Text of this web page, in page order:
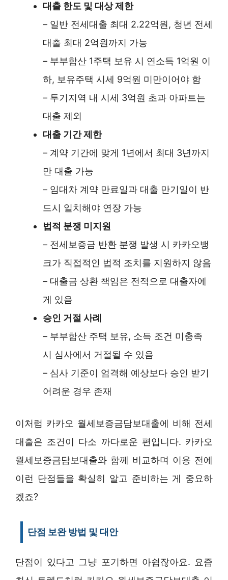
대출 한도 및 대상 제한
– 일반 전세대출 최대 2.22억원, 청년 전세
대출 최대 2억원까지 가능
– 부부합산 1주택 보유 시 연소득 1억원 이
하, 보유주택 시세 9억원 미만이어야 함
– 투기지역 내 시세 3억원 초과 아파트는
대출 제외
대출 기간 제한
– 계약 기간에 맞게 1년에서 최대 3년까지
만 대출 가능
– 임대차 계약 만료일과 대출 만기일이 반
드시 일치해야 연장 가능
법적 분쟁 미지원
– 전세보증금 반환 분쟁 발생 시 카카오뱅
크가 직접적인 법적 조치를 지원하지 않음
– 대출금 상환 책임은 전적으로 대출자에
게 있음
승인 거절 사례
– 부부합산 주택 보유, 소득 조건 미충족
시 심사에서 거절될 수 있음
– 심사 기준이 엄격해 예상보다 승인 받기
어려운 경우 존재
이처럼 카카오 월세보증금담보대출에 비해 전세
대출은 조건이 다소 까다로운 편입니다. 카카오
월세보증금담보대출와 함께 비교하며 이용 전에
이런 단점들을 확실히 알고 준비하는 게 중요하
겠죠?
단점 보완 방법 및 대안
단점이 있다고 그냥 포기하면 아쉽잖아요. 요즘